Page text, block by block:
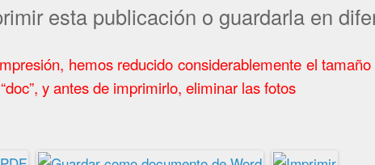
esta publicación o guardarla en
hemos reducido considerablemente el
y antes de imprimirlo, eliminar las fotos